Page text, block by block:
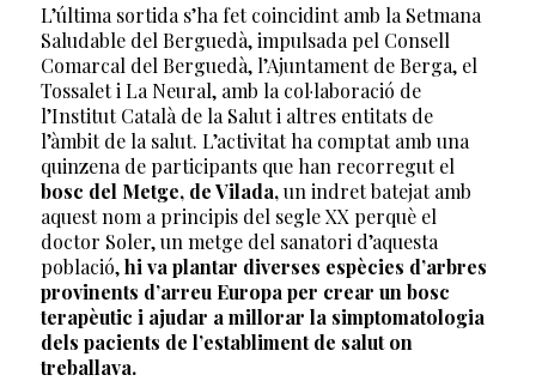
L’última sortida s’ha fet coincidint amb la Setmana
Saludable del Berguedà, impulsada pel Consell
Comarcal del Berguedà, l’Ajuntament de Berga, el
Tossalet i La Neural, amb la col·laboració de
l’Institut Català de la Salut i altres entitats de
l’àmbit de la salut. L’activitat ha comptat amb una
quinzena de participants que han recorregut el
bosc del Metge, de Vilada,un indret batejat amb
aquest nom a principis del segle XX perquè el
doctor Soler, un metge del sanatori d’aquesta
població,hi va plantar diverses espècies d’arbres
provinents d’arreu Europa per crear un bosc
terapèutic i ajudar a millorar la simptomatologia
dels pacients de l’establiment de salut on
treballava.